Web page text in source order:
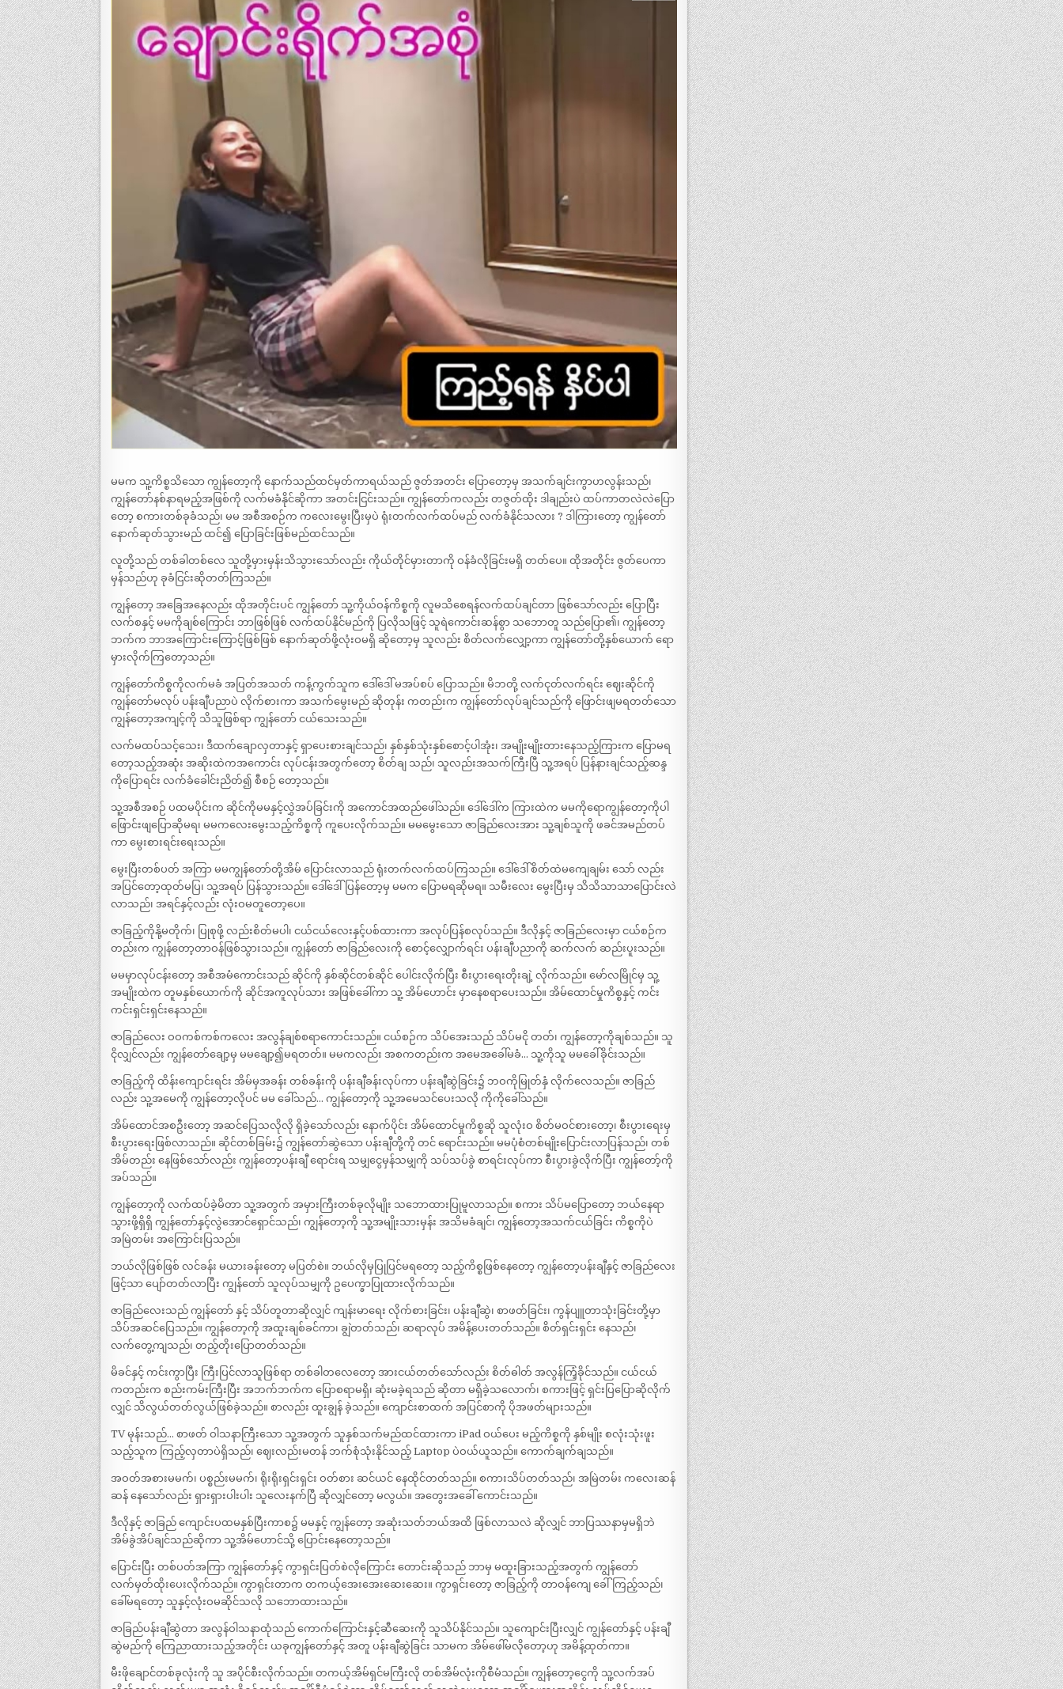
မမက သူ့ကိစ္စသိသော ကျွန်တော့ကို နောက်သည်ထင်မှတ်ကာရယ်သည် ဇွတ်အတင်း ပြောတော့မှ အသက်ချင်းကွာဟလွန်းသည်၊
ကျွန်တော်နစ်နာရမည့်အဖြစ်ကို လက်မခံနိုင်ဆိုကာ အတင်းငြင်းသည်။ ကျွန်တော်ကလည်း တဇွတ်ထိုး ဒါချည်းပဲ ထပ်ကာတလဲလဲပြော
တော့ စကားတစ်ခုခံသည်၊ မမ အစီအစဉ်က ကလေးမွေးပြီးမှပဲ ရုံးတက်လက်ထပ်မည် လက်ခံနိုင်သလား ? ဒါကြားတော့ ကျွန်တော်
နောက်ဆုတ်သွားမည် ထင်၍ ပြောခြင်းဖြစ်မည်ထင်သည်။
လူတို့သည် တစ်ခါတစ်လေ သူတို့မှားမှန်းသိသွားသော်လည်း ကိုယ်တိုင်မှားတာကို ဝန်ခံလိုခြင်းမရှိ တတ်ပေ။ ထိုအတိုင်း ဇွတ်ပေကာ
မှန်သည်ဟု ခုခံငြင်းဆိုတတ်ကြသည်။
ကျွန်တော့ အခြေအနေလည်း ထိုအတိုင်းပင် ကျွန်တော် သူ့ကိုယ်ဝန်ကိစ္စကို လူမသိစေရန်လက်ထပ်ချင်တာ ဖြစ်သော်လည်း ပြောပြီး
လက်စနှင့် မမကိုချစ်ကြောင်း ဘာဖြစ်ဖြစ် လက်ထပ်နိုင်မည်ကို ပြလိုသဖြင့် သူရဲကောင်းဆန်စွာ သဘောတူ သည်ပြော၏၊ ကျွန်တော့
ဘက်က ဘာအကြောင်းကြောင့်ဖြစ်ဖြစ် နောက်ဆုတ်ဖို့လုံးဝမရှိ ဆိုတော့မှ သူလည်း စိတ်လက်လျှော့ကာ ကျွန်တော်တို့နှစ်ယောက် ရော
မှားလိုက်ကြတော့သည်။
ကျွန်တော်ကိစ္စကိုလက်မခံ အပြတ်အသတ် ကန့်ကွက်သူက ဒေါ်ဒေါ် မအပ်စပ် ပြောသည်။ မိဘတို့ လက်ငုတ်လက်ရင်း ဈေးဆိုင်ကို
ကျွန်တော်မလုပ် ပန်းချီပညာပဲ လိုက်စားကာ အသက်မွေးမည် ဆိုတုန်း ကတည်းက ကျွန်တော်လုပ်ချင်သည်ကို ဖြောင်းဖျမရတတ်သော
ကျွန်တော့အကျင့်ကို သိသူဖြစ်ရာ ကျွန်တော် ငယ်သေးသည်။
လက်မထပ်သင့်သေး၊ ဒီထက်ချောလှတာနှင့် ရှာပေးစားချင်သည်၊ နှစ်နှစ်သုံးနှစ်စောင့်ပါအုံး၊ အမျိုးမျိုးတားနေသည့်ကြားက ပြောမရ
တော့သည့်အဆုံး အဆိုးထဲကအကောင်း လုပ်ငန်းအတွက်တော့ စိတ်ချ သည်၊ သူလည်းအသက်ကြီးပြီ သူ့အရပ် ပြန်နားချင်သည့်ဆန္ဒ
ကိုပြောရင်း လက်ခံခေါင်းညိတ်၍ စီစဉ် တော့သည်။
သူ့အစီအစဉ် ပထမပိုင်းက ဆိုင်ကိုမမနှင့်လွှဲအပ်ခြင်းကို အကောင်အထည်ဖေါ်သည်။ ဒေါ်ဒေါ်က ကြားထဲက မမကိုရောကျွန်တော့ကိုပါ
ဖြောင်းဖျပြောဆိုမရ၊ မမကလေးမွေးသည့်ကိစ္စကို ကူပေးလိုက်သည်။ မမမွေးသော ဇာခြည်လေးအား သူ့ချစ်သူကို ဖခင်အမည်တပ်
ကာ မွေးစားရင်းရေးသည်။
မွေးပြီးတစ်ပတ် အကြာ မမကျွန်တော်တို့အိမ် ပြောင်းလာသည် ရုံးတက်လက်ထပ်ကြသည်။ ဒေါ်ဒေါ် စိတ်ထဲမကျေချမ်း သော် လည်း
အပြင်တော့ထုတ်မပြ၊ သူ့အရပ် ပြန်သွားသည်။ ဒေါ်ဒေါ်ပြန်တော့မှ မမက ပြောမရဆိုမရ။ သမီးလေး မွေးပြီးမှ သိသိသာသာပြောင်းလဲ
လာသည်၊ အရင်နှင့်လည်း လုံးဝမတူတော့ပေ။
ဇာခြည့်ကိုနို့မတိုက်၊ ပြုစုဖို့ လည်းစိတ်မပါ၊ ငယ်ငယ်လေးနှင့်ပစ်ထားကာ အလုပ်ပြန်စလုပ်သည်။ ဒီလိုနှင့် ဇာခြည်လေးမှာ ငယ်စဉ်က
တည်းက ကျွန်တော့တာဝန်ဖြစ်သွားသည်။ ကျွန်တော် ဇာခြည်လေးကို စောင့်လျှောက်ရင်း ပန်းချီပညာကို ဆက်လက် ဆည်းပူးသည်။
မမမှာလုပ်ငန်းတော့ အစီအမံကောင်းသည် ဆိုင်ကို နှစ်ဆိုင်တစ်ဆိုင် ပေါင်းလိုက်ပြီး စီးပွားရေးတိုးချဲ့ လိုက်သည်။ မော်လမြိုင်မှ သူ့
အမျိုးထဲက တူမနှစ်ယောက်ကို ဆိုင်အကူလုပ်သား အဖြစ်ခေါ်ကာ သူ့ အိမ်ဟောင်း မှာနေစရာပေးသည်။ အိမ်ထောင်မှုကိစ္စနှင့် ကင်း
ကင်းရှင်းရှင်းနေသည်။
ဇာခြည်လေး ဝဝကစ်ကစ်ကလေး အလွန်ချစ်စရာကောင်းသည်။ ငယ်စဉ်က သိပ်အေးသည် သိပ်မငို တတ်၊ ကျွန်တော့ကိုချစ်သည်။ သူ
ငိုလျှင်လည်း ကျွန်တော်ချော့မှ မမချော့၍မရတတ်။ မမကလည်း အစကတည်းက အမေအခေါ်မခံ… သူ့ကိုသူ မမခေါ်ခိုင်းသည်။
ဇာခြည့်ကို ထိန်းကျောင်းရင်း အိမ်မှအခန်း တစ်ခန်းကို ပန်းချီခန်းလုပ်ကာ ပန်းချီဆွဲခြင်း၌ ဘဝကိုမြုတ်နှံ လိုက်လေသည်။ ဇာခြည်
လည်း သူ့အမေကို ကျွန်တော့လိုပင် မမ ခေါ်သည်… ကျွန်တော့ကို သူ့အမေသင်ပေးသလို ကိုကိုခေါ်သည်။
အိမ်ထောင်အစဦးတော့ အဆင်ပြေသလိုလို ရှိခဲ့သော်လည်း နောက်ပိုင်း အိမ်ထောင်မှုကိစ္စဆို သူလုံးဝ စိတ်မဝင်စားတော့၊ စီးပွားရေးမှ
စီးပွားရေးဖြစ်လာသည်။ ဆိုင်တစ်ခြမ်း၌ ကျွန်တော်ဆွဲသော ပန်းချီတို့ကို တင် ရောင်းသည်။ မမပုံစံတစ်မျိုးပြောင်းလာပြန်သည်၊ တစ်
အိမ်တည်း နေဖြစ်သော်လည်း ကျွန်တော့ပန်းချီ ရောင်းရ သမျှငွေမှန်သမျှကို သပ်သပ်ခွဲ စာရင်းလုပ်ကာ စီးပွားခွဲလိုက်ပြီး ကျွန်တော့်ကို
အပ်သည်။
ကျွန်တော့ကို လက်ထပ်ခဲ့မိတာ သူ့အတွက် အမှားကြီးတစ်ခုလိုမျိုး သဘောထားပြုမူလာသည်။ စကား သိပ်မပြောတော့ ဘယ်နေရာ
သွားဖို့ရှိရှိ ကျွန်တော်နှင့်လွဲအောင်ရှောင်သည်၊ ကျွန်တော့ကို သူ့အမျိုးသားမှန်း အသိမခံချင်၊ ကျွန်တော့အသက်ငယ်ခြင်း ကိစ္စကိုပဲ
အမြဲတမ်း အကြောင်းပြသည်။
ဘယ်လိုဖြစ်ဖြစ် လင်ခန်း မယားခန်းတော့ မပြတ်စဲ။ ဘယ်လိုမှပြုပြင်မရတော့ သည့်ကိစ္စဖြစ်နေတော့ ကျွန်တော့ပန်းချီနှင့် ဇာခြည်လေး
ဖြင့်သာ ပျော်တတ်လာပြီး ကျွန်တော် သူလုပ်သမျှကို ဥပေက္ခာပြုထားလိုက်သည်။
ဇာခြည်လေးသည် ကျွန်တော် နှင့် သိပ်တူတာဆိုလျှင် ကျန်းမာရေး လိုက်စားခြင်း၊ ပန်းချီဆွဲ၊ စာဖတ်ခြင်း၊ ကွန်ပျူတာသုံးခြင်းတို့မှာ
သိပ်အဆင်ပြေသည်။ ကျွန်တော့ကို အထူးချစ်ခင်ကာ၊ ချွဲတတ်သည်၊ ဆရာလုပ် အမိန့်ပေးတတ်သည်။ စိတ်ရှင်းရှင်း နေသည်၊
လက်တွေ့ကျသည်၊ တည့်တိုးပြောတတ်သည်။
မိခင်နှင့် ကင်းကွာပြီး ကြီးပြင်လာသူဖြစ်ရာ တစ်ခါတလေတော့ အားငယ်တတ်သော်လည်း စိတ်ဓါတ် အလွန်ကြံ့ခိုင်သည်။ ငယ်ငယ်
ကတည်းက စည်းကမ်းကြီးပြီး အဘက်ဘက်က ပြောစရာမရှိ၊ ဆုံးမခဲ့ရသည် ဆိုတာ မရှိခဲ့သလောက်၊ စကားဖြင့် ရှင်းပြပြောဆိုလိုက်
လျှင် သိလွယ်တတ်လွယ်ဖြစ်ခဲ့သည်။ စာလည်း ထူးချွန် ခဲ့သည်။ ကျောင်းစာထက် အပြင်စာကို ပိုအဖတ်များသည်။
TV မုန်းသည်… စာဖတ် ဝါသနာကြီးသော သူ့အတွက် သူနှစ်သက်မည်ထင်ထားကာ iPad ဝယ်ပေး မည့်ကိစ္စကို နှစ်မျိုး စလုံးသုံးဖူး
သည့်သူက ကြည့်လှတာပဲရှိသည်၊ ဈေးလည်းမတန် ဘက်စုံသုံးနိုင်သည့် Laptop ပဲဝယ်ယူသည်။ ကောက်ချက်ချသည်။
အဝတ်အစားမမက်၊ ပစ္စည်းမမက်၊ ရိုးရိုးရှင်းရှင်း ဝတ်စား ဆင်ယင် နေထိုင်တတ်သည်။ စကားသိပ်တတ်သည်၊ အမြဲတမ်း ကလေးဆန်
ဆန် နေသော်လည်း ရှားရှားပါးပါး သူလေးနက်ပြီ ဆိုလျှင်တော့ မလွယ်။ အတွေးအခေါ် ကောင်းသည်။
ဒီလိုနှင့် ဇာခြည် ကျောင်းပထမနှစ်ပြီးကာစ၌ မမနှင့် ကျွန်တော့ အဆုံးသတ်ဘယ်အထိ ဖြစ်လာသလဲ ဆိုလျှင် ဘာပြဿနာမှမရှိဘဲ
အိမ်ခွဲအိပ်ချင်သည်ဆိုကာ သူ့အိမ်ဟောင်သို့ ပြောင်းနေတော့သည်။
ပြောင်းပြီး တစ်ပတ်အကြာ ကျွန်တော်နှင့် ကွာရှင်းပြတ်စဲလိုကြောင်း တောင်းဆိုသည် ဘာမှ မထူးခြားသည့်အတွက် ကျွန်တော်
လက်မှတ်ထိုးပေးလိုက်သည်။ ကွာရှင်းတာက တကယ့်အေးအေးဆေးဆေး။ ကွာရှင်းတော့ ဇာခြည့်ကို တာဝန်ကျေ ခေါ်ကြည့်သည်၊
ခေါ်မရတော့ သူနှင့်လုံးဝမဆိုင်သလို သဘောထားသည်။
ဇာခြည်ပန်းချီဆွဲတာ အလွန်ဝါသနာထုံသည် ကောက်ကြောင်းနှင့်ဆီဆေးကို သူသိပ်နိုင်သည်။ သူကျောင်းပြီးလျှင် ကျွန်တော်နှင့် ပန်းချီ
ဆွဲမည်ကို ကြေညာထားသည့်အတိုင်း ယခုကျွန်တော်နှင့် အတူ ပန်းချီဆွဲခြင်း သာမက အိမ်ဖေါ်မလိုတော့ဟု အမိန့်ထုတ်ကာ။
မီးဖိုချောင်တစ်ခုလုံးကို သူ အပိုင်စီးလိုက်သည်။ တကယ့်အိမ်ရှင်မကြီးလို တစ်အိမ်လုံးကိုစီမံသည်။ ကျွန်တော့ငွေကို သူ့လက်အပ်